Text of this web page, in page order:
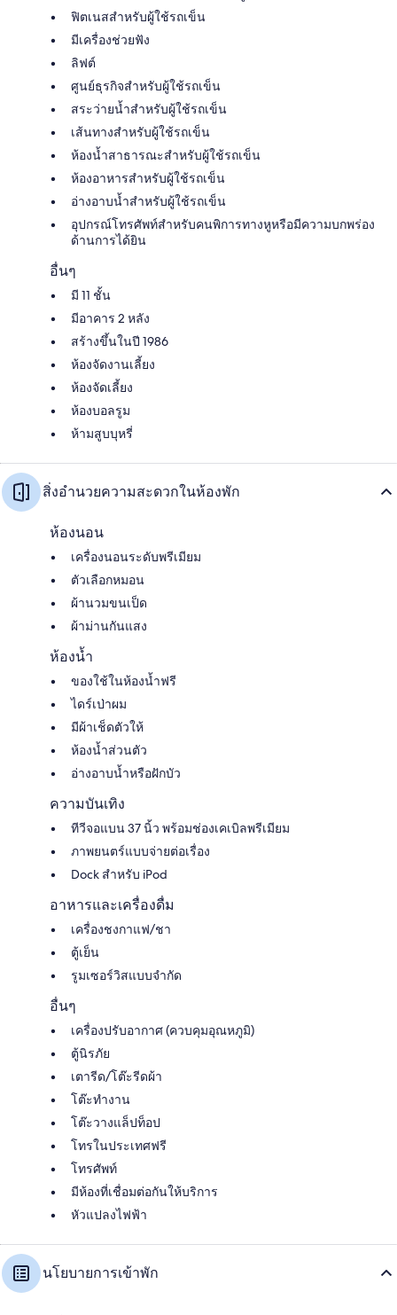
ฟิตเนสสำหรับผู้ใช้รถเข็น
มีเครื่องช่วยฟัง
ลิฟต์
ศูนย์ธุรกิจสำหรับผู้ใช้รถเข็น
สระว่ายน้ำสำหรับผู้ใช้รถเข็น
เส้นทางสำหรับผู้ใช้รถเข็น
ห้องน้ำสาธารณะสำหรับผู้ใช้รถเข็น
ห้องอาหารสำหรับผู้ใช้รถเข็น
อ่างอาบน้ำสำหรับผู้ใช้รถเข็น
อุปกรณ์โทรศัพท์สำหรับคนพิการทางหูหรือมีความบกพร่อง
ด้านการได้ยิน
อื่นๆ
มี 11 ชั้น
มีอาคาร 2 หลัง
สร้างขึ้นในปี 1986
ห้องจัดงานเลี้ยง
ห้องจัดเลี้ยง
ห้องบอลรูม
ห้ามสูบบุหรี่
สิ่งอำนวยความสะดวกในห้องพัก
ห้องนอน
เครื่องนอนระดับพรีเมียม
ตัวเลือกหมอน
ผ้านวมขนเป็ด
ผ้าม่านกันแสง
ห้องน้ำ
ของใช้ในห้องน้ำฟรี
ไดร์เป่าผม
มีผ้าเช็ดตัวให้
ห้องน้ำส่วนตัว
อ่างอาบน้ำหรือฝักบัว
ความบันเทิง
ทีวีจอแบน 37 นิ้ว พร้อมช่องเคเบิลพรีเมียม
ภาพยนตร์แบบจ่ายต่อเรื่อง
Dock สำหรับ iPod
อาหารและเครื่องดื่ม
เครื่องชงกาแฟ/ชา
ตู้เย็น
รูมเซอร์วิสแบบจำกัด
อื่นๆ
เครื่องปรับอากาศ (ควบคุมอุณหภูมิ)
ตู้นิรภัย
เตารีด/โต๊ะรีดผ้า
โต๊ะทำงาน
โต๊ะวางแล็ปท็อป
โทรในประเทศฟรี
โทรศัพท์
มีห้องที่เชื่อมต่อกันให้บริการ
หัวแปลงไฟฟ้า
นโยบายการเข้าพัก